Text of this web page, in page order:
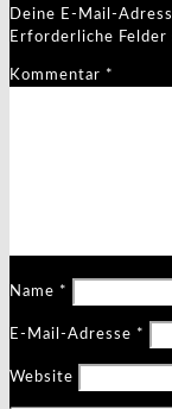
Deine E-Mail-
Erforderliche Felder
Kommentar *
Name *
E-Mail-Adresse *
Website